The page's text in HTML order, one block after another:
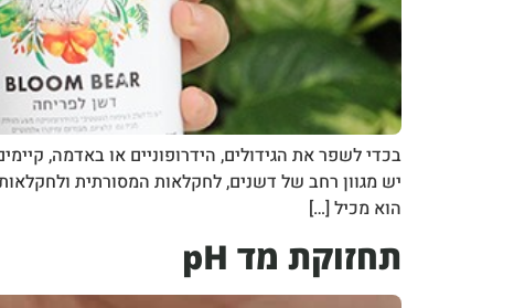
יש מגוון רחב של דשנים, לחקלאות המסורתית ולחקלאות
הוא מכיל […]
תחזוקת מד pH